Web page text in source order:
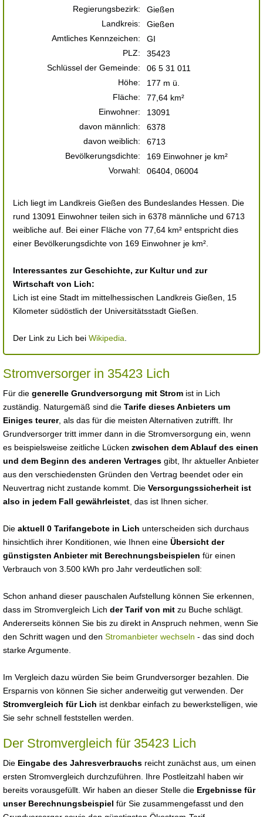
Regierungsbezirk:
Gießen
Landkreis:
Gießen
Amtliches Kennzeichen:
GI
PLZ:
35423
Schlüssel der Gemeinde:
06 5 31 011
Höhe:
177 m ü.
Fläche:
77,64 km²
Einwohner:
13091
davon männlich:
6378
davon weiblich:
6713
Bevölkerungsdichte:
169 Einwohner je km²
Vorwahl:
06404, 06004
Lich liegt im Landkreis Gießen des Bundeslandes Hessen. Die
rund 13091 Einwohner teilen sich in 6378 männliche und 6713
weibliche auf. Bei einer Fläche von 77,64 km² entspricht dies
einer Bevölkerungsdichte von 169 Einwohner je km².
Interessantes zur Geschichte, zur Kultur und zur
Wirtschaft von Lich:
Lich ist eine Stadt im mittelhessischen Landkreis Gießen, 15
Kilometer südöstlich der Universitätsstadt Gießen.
Der Link zu Lich bei Wikipedia
Stromversorger in 35423 Lich
Für die generelle Grundversorgung mit Strom ist in Lich
zuständig. Naturgemäß sind die Tarife dieses Anbieters um
Einiges teurer, als das für die meisten Alternativen zutrifft. Ihr
Grundversorger tritt immer dann in die Stromversorgung ein, wenn
es beispielsweise zeitliche Lücken zwischen dem Ablauf des einen
und dem Beginn des anderen Vertrages gibt, Ihr aktueller Anbieter
aus den verschiedensten Gründen den Vertrag beendet oder ein
Neuvertrag nicht zustande kommt. Die Versorgungssicherheit ist
also in jedem Fall gewährleistet , das ist Ihnen sicher.
Die aktuell 0 Tarifangebote in Lich unterscheiden sich durchaus
hinsichtlich ihrer Konditionen, wie Ihnen eine Übersicht der
günstigsten Anbieter mit Berechnungsbeispielen für einen
Verbrauch von 3.500 kWh pro Jahr verdeutlichen soll:
Schon anhand dieser pauschalen Aufstellung können Sie erkennen,
dass im Stromvergleich Lich der Tarif von mit zu Buche schlägt.
Andererseits können Sie bis zu direkt in Anspruch nehmen, wenn Sie
den Schritt wagen und den Stromanbieter wechseln - das sind doch
starke Argumente.
Im Vergleich dazu würden Sie beim Grundversorger bezahlen. Die
Ersparnis von können Sie sicher anderweitig gut verwenden. Der
Stromvergleich für Lich ist denkbar einfach zu bewerkstelligen, wie
Sie sehr schnell feststellen werden.
Der Stromvergleich für 35423 Lich
Die Eingabe des Jahresverbrauchs reicht zunächst aus, um einen
ersten Stromvergleich durchzuführen. Ihre Postleitzahl haben wir
bereits vorausgefüllt. Wir haben an dieser Stelle die Ergebnisse für
unser Berechnungsbeispiel für Sie zusammengefasst und den